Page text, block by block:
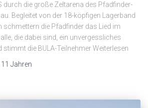
durch die große Zeltarena des Pfadfinder-
Begleitet von der 18-köpfigen Lagerband
schmettern die Pfadfinder das Lied im
die dabei sind, ein unvergessliches
stimmt die BULA-Teilnehmer Weiterlesen
11 Jahren